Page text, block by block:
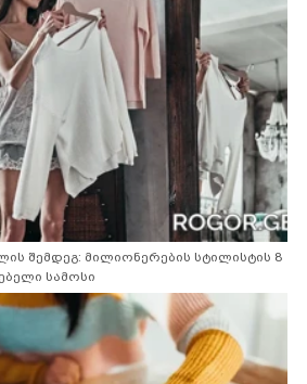
შემდეგ: მილიონერების სტილისტის 8
სამოსი